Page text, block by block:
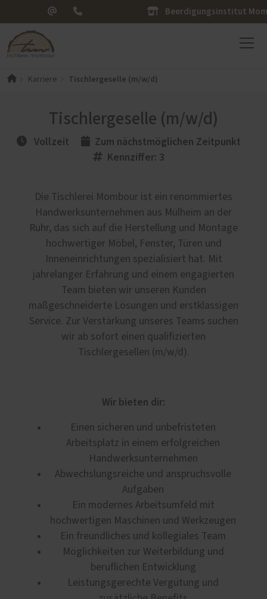
Beerdigungsinstitut
Karriere Tischlergeselle (m/w/d)
Tischlergeselle (m/w/d)
Vollzeit
Zum nächstmöglichen Zeitpunkt
Kennziffer: 3
Die Tischlerei Mombour ist ein renommiertes
Handwerksunternehmen aus Mülheim an der
Ruhr, das sich auf die Herstellung und Montage
hochwertiger Möbel, Fenster, Türen und
Inneneinrichtungen spezialisiert hat. Mit
jahrelanger Erfahrung und einem engagierten
Team bieten wir unseren Kunden
maßgeschneiderte Lösungen und erstklassigen
Service. Zur Verstärkung unseres Teams suchen
wir ab sofort einen qualifizierten
Tischlergesellen (m/w/d).
Wir bieten dir:
Einen sicheren und unbefristeten
Arbeitsplatz in einem erfolgreichen
Handwerksunternehmen
Abwechslungsreiche und anspruchsvolle
Aufgaben
Ein modernes Arbeitsumfeld mit
hochwertigen Maschinen und Werkzeugen
Ein freundliches und kollegiales Team
Möglichkeiten zur Weiterbildung und
beruflichen Entwicklung
Leistungsgerechte Vergütung und